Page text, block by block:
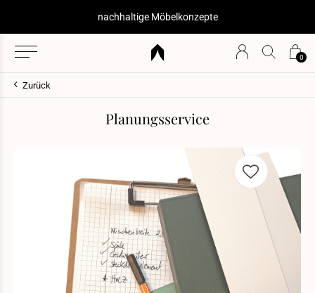
0
nachhaltige Möbelkonzepte
Zurück
Planungsservice